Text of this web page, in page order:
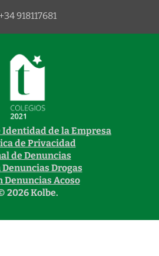
918117681
Identidad de la Empresa
de Privacidad
de Denuncias
Denuncias Drogas
Denuncias Acoso
2026 Kolbe.